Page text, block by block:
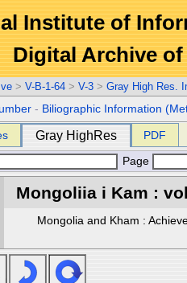
Institute of
Digital Archive
> V-B-1-64 > V-3 > Gray High Res.
- Biliographic Information
Gray HighRes PDF
Page
Mongoliia i Kam :
Mongolia and Kham :